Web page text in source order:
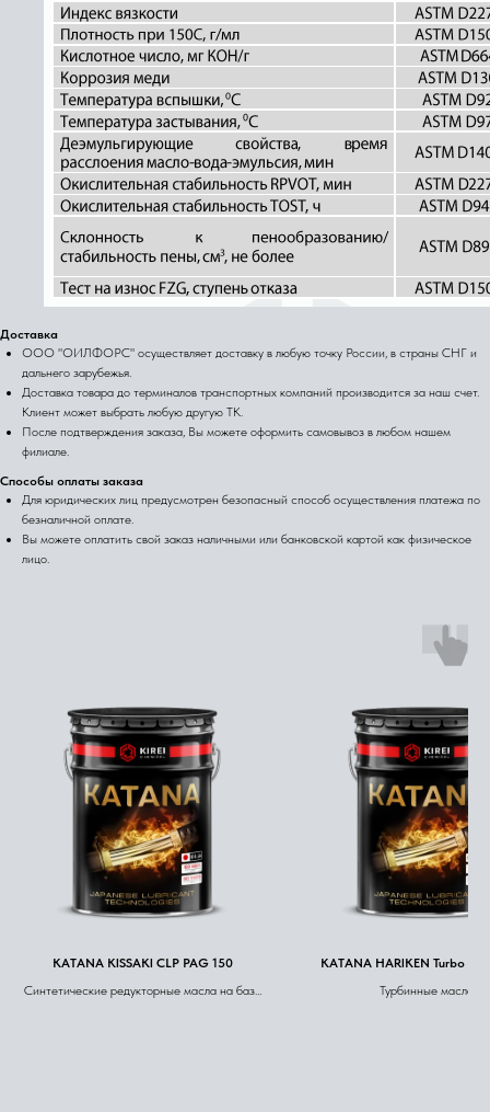
Доставка
ООО "ОИЛФОРС" осуществляет доставку в любую точку России, в страны СНГ и
дальнего зарубежья.
Доставка товара до терминалов транспортных компаний производится за наш счет.
Клиент может выбрать любую другую ТК.
После подтверждения заказа, Вы можете оформить самовывоз в любом нашем
филиале.
Способы оплаты заказа
Для юридических лиц предусмотрен безопасный способ осуществления платежа по
безналичной оплате.
Вы можете оплатить свой заказ наличными или банковской картой как физическое
лицо.
KATANA KISSAKI CLP PAG 150
Синтетические редукторные масла на базе
KATANA HARIKEN Turbo L-
Турбинные масла